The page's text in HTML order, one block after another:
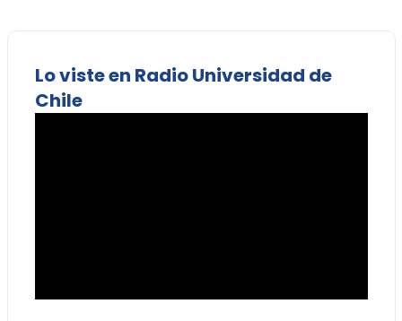
Lo viste en Radio Universidad de
Chile